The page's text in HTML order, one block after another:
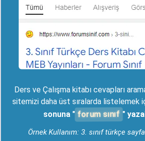
Ders ve Çalışma kitabı cevapları
sitemizi daha üst sıralarda listelemek
sonuna " forum sınıf "
Örnek Kullanım: 3. sınıf türkçe